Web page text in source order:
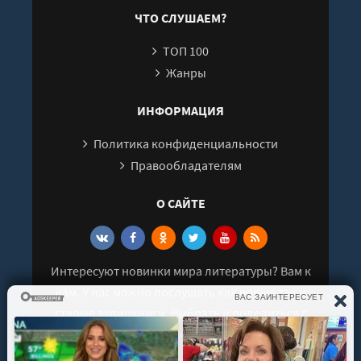
ЧТО СЛУШАЕМ?
ТОП 100
Жанры
ИНФОРМАЦИЯ
Политика конфиденциальности
Правообладателям
О САЙТЕ
Интересуют новинки мира литературы? Вам к
нам. У нас можно послушать как новые так и
старые аудиокниги. Выбрать и поделиться с
друзьями лучшими аудиокнигами!